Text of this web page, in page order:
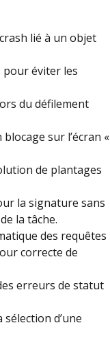
lié à un objet
pour éviter les
du défilement
blocage sur l’écran «
de plantages
la signature sans
la tâche.
des requêtes
correcte de
erreurs de statut
d’une